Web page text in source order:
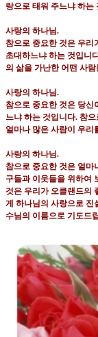
랑으로 태워 주느냐 하는
사랑의 하나님.
참으로 중요한 것은 우리
초대하느냐 하는 것입니
의 삶을 가난한 어떤 사
사랑의 하나님.
참으로 중요한 것은 당신
느냐 하는 것입니다. 참으
얼마나 많은 사람이 우리
사랑의 하나님.
참으로 중요한 것은 얼마
구들과 이웃들을 위하여
것은 우리가 오클랜드의
게 하나님의 사랑으로 진
수님의 이름으로 기도드